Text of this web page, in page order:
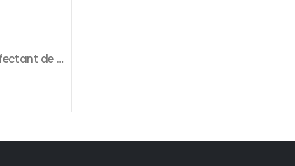
GEL Dezinfectant de Maini K-SEPT 10L